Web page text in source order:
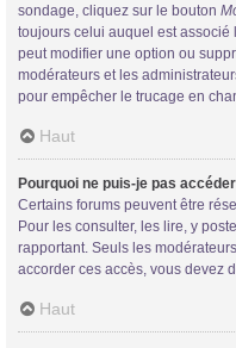
sondage, cliquez sur le bouton
toujours celui auquel est associé
peut modifier une option ou
modérateurs et les
pour empêcher le trucage en
Haut
Pourquoi ne puis-je pas
Certains forums peuvent être
Pour les consulter, les lire, y
rapportant. Seuls les
accorder ces accès, vous devez
Haut